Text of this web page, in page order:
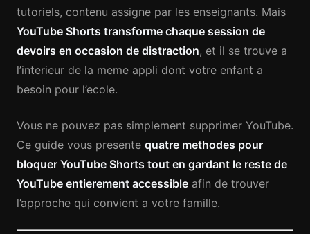
tutoriels, contenu assigne par les enseignants. Mais
YouTube Shorts transforme chaque session de
devoirs en occasion de distraction, et il se trouve a
l’interieur de la meme appli dont votre enfant a
besoin pour l’ecole.
Vous ne pouvez pas simplement supprimer YouTube.
Ce guide vous presente quatre methodes pour
bloquer YouTube Shorts tout en gardant le reste de
YouTube entierement accessible afin de trouver
l’approche qui convient a votre famille.